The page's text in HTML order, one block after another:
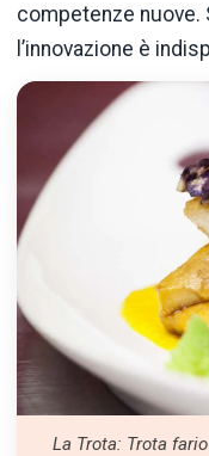
competenze nuove.
l’innovazione è
La Trota: Trota